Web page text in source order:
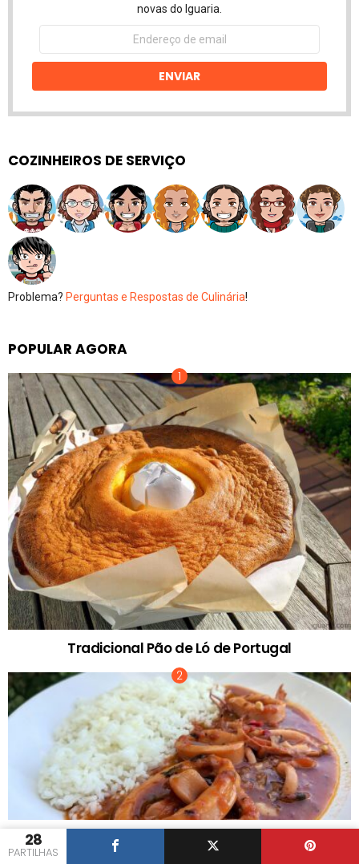
28
PARTILHAS
novas do Iguaria.
Endereço
email
ENVIAR
COZINHEIROS DE SERVIÇO
Problema? Perguntas e Respostas de Culinária!
POPULAR AGORA
Tradicional Pão de Ló de Portugal
Lulas Guisadas à Portuguesa